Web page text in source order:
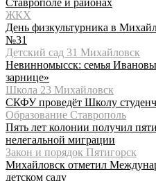
ЖКХ
День физкультурника в
№31
Детский сад 31 Михайловск
Невинномысск: семья
зарнице»
Школа 23 Михайловск
СКФУ проведёт Школу
Образование Ставрополь
Пять лет колонии получил
нелегальной миграции
Закон и порядок Пятигорск
Михайловск отметил
детском саду